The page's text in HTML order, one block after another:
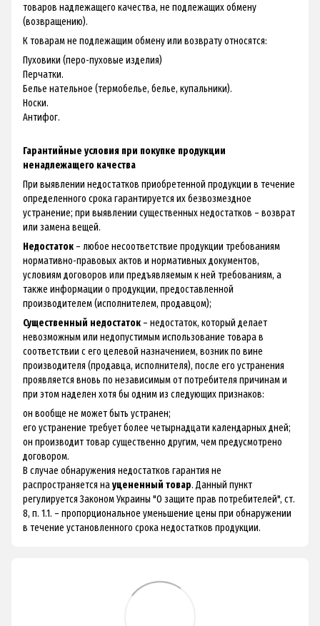
товаров надлежащего качества, не подлежащих обмену
(возвращению).
К товарам не подлежащим обмену или возврату относятся:
Пуховики (перо-пуховые изделия)
Перчатки.
Белье нательное (термобелье, белье, купальники).
Носки.
Антифог.
Гарантийные условия при покупке продукции
ненадлежащего качества
При выявлении недостатков приобретенной продукции в течение
определенного срока гарантируется их безвозмездное
устранение; при выявлении существенных недостатков – возврат
или замена вещей.
Недостаток – любое несоответствие продукции требованиям
нормативно-правовых актов и нормативных документов,
условиям договоров или предъявляемым к ней требованиям, а
также информации о продукции, предоставленной
производителем (исполнителем, продавцом);
Существенный недостаток – недостаток, который делает
невозможным или недопустимым использование товара в
соответствии с его целевой назначением, возник по вине
производителя (продавца, исполнителя), после его устранения
проявляется вновь по независимым от потребителя причинам и
при этом наделен хотя бы одним из следующих признаков:
он вообще не может быть устранен;
его устранение требует более четырнадцати календарных дней;
он производит товар существенно другим, чем предусмотрено
договором.
В случае обнаружения недостатков гарантия не
распространяется науцененный товар. Данный пункт
регулируется Законом Украины "О защите прав потребителей", ст.
8, п. 1.1. – пропорциональное уменьшение цены при обнаружении
в течение установленного срока недостатков продукции.